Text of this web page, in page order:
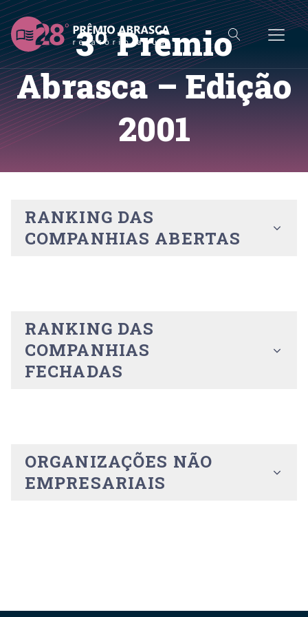
3º Prêmio
Abrasca – Edição
2001
RANKING DAS
COMPANHIAS ABERTAS
RANKING DAS
COMPANHIAS
FECHADAS
ORGANIZAÇÕES NÃO
EMPRESARIAIS